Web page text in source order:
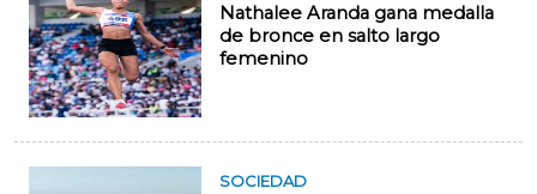
Nathalee Aranda gana medalla
de bronce en salto largo
femenino
SOCIEDAD